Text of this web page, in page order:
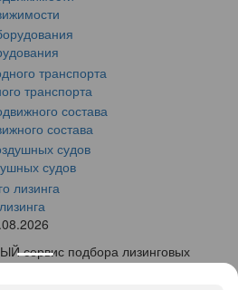
транспорта
состава
судов
сервис подбора лизинговых